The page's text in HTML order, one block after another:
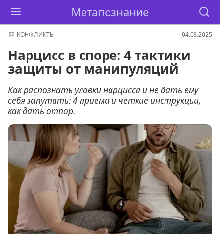
Метапознание
КОНФЛИКТЫ 04.08.2025
Нарцисс в споре: 4 тактики
защиты от манипуляций
Как распознать уловки нарцисса и не дать ему
себя запутать: 4 приема и четкие инструкции,
как дать отпор.